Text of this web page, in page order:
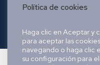
Política de cookies
Haga clic en Aceptar y
para aceptar las
navegando o haga clic
su configuración para